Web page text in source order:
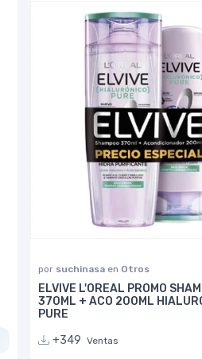
por suchinasa en Otros
ELVIVE L'OREAL PROMO
370ML + ACO 200ML
PURE
+349 Ventas